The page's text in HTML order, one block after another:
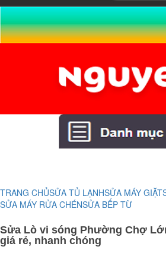
TRANG CHỦSỬA TỦ LẠNHSỬA MÁY GIẶT
SỬA MÁY RỬA CHÉNSỬA BẾP TỪ
Sửa Lò vi sóng Phường Chợ
giá rẻ, nhanh chóng